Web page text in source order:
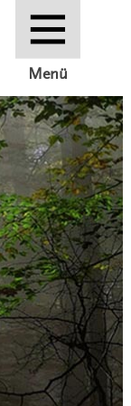
Menü